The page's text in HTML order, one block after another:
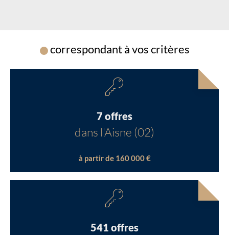
Chargement...
correspondant à vos critères
7 offres
dans l'Aisne (02)
à partir de 160 000 €
541 offres